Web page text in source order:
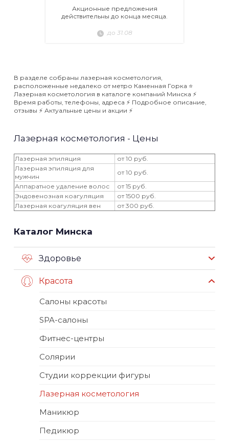
Акционные предложения
действительны до конца месяца.
до 31.08
В разделе собраны лазерная косметология,
расположенные недалеко от метро Каменная Горка ⭐️
Лазерная косметология в каталоге компаний Минска ⚡️
Время работы, телефоны, адреса ⚡️ Подробное описание,
отзывы ⚡️ Актуальные цены и акции ⚡️
Лазерная косметология - Цены
Лазерная эпиляция
от 10 руб.
Лазерная эпиляция для
мужчин
от 10 руб.
Аппаратное удаление волос
от 15 руб.
Эндовенозная коагуляция
от 1500 руб.
Лазерная коагуляция вен
от 300 руб.
Каталог Минска
Здоровье
Красота
Салоны красоты
SPA-салоны
Фитнес-центры
Солярии
Студии коррекции фигуры
Лазерная косметология
Маникюр
Педикюр